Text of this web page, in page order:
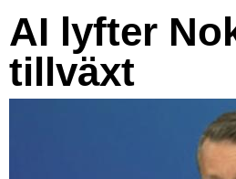
AI lyfter
tillväxt